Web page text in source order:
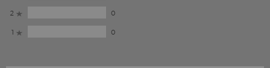
2
0
1
0